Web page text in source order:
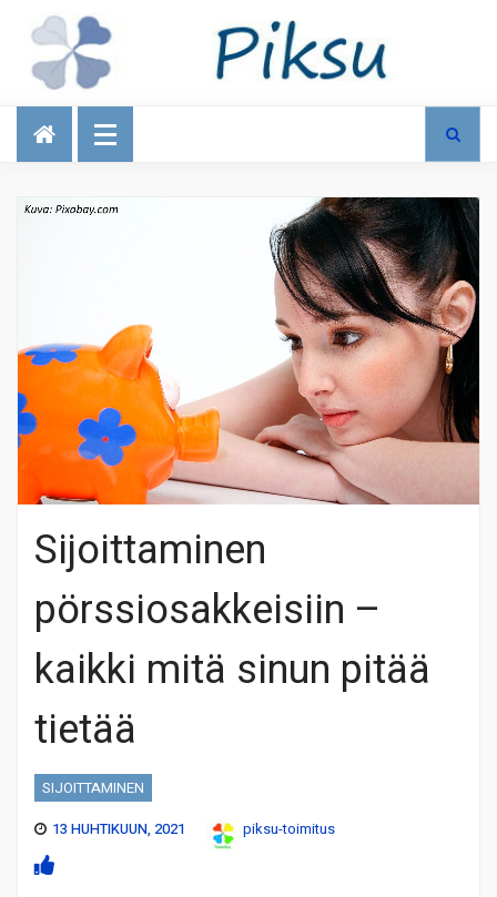
Talous
Sijoittaminen
pörssiosakkeisiin –
kaikki mitä sinun pitää
tietää
SIJOITTAMINEN
13 HUHTIKUUN, 2021
piksu-toimitus